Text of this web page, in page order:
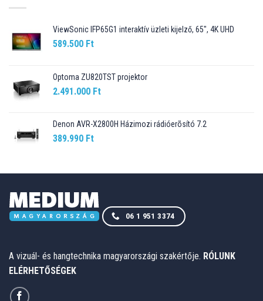
ViewSonic IFP65G1 interaktív üzleti kijelző, 65", 4K UHD
589.500 Ft
Optoma ZU820TST projektor
2.491.000 Ft
Denon AVR-X2800H Házimozi rádióerõsító 7.2
389.990 Ft
06 1 951 3374
A vizuál- és hangtechnika magyarországi szakértője. RÓLUNK
ELÉRHETŐSÉGEK